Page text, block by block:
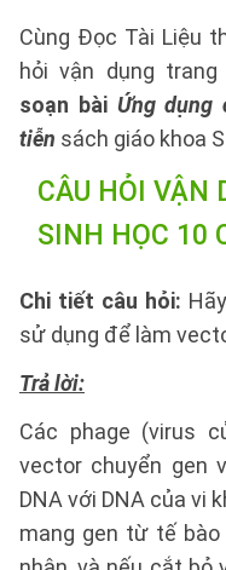
Cùng Đọc Tài Liệu
hỏi vận dụng
soạn bài Ứng dụng
tiễn sách giáo khoa
CÂU HỎI VẬN
SINH HỌC 10
Chi tiết câu hỏi:
sử dụng để làm
Trả lời:
Các phage (virus
vector chuyển gen
DNA với DNA của vi
mang gen từ tế